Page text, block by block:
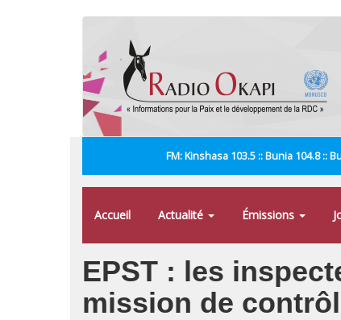
FM: Kinshasa 103.5 :: Bunia 104.8 ::
Accueil Actualité Émissions
EPST : les
mission de